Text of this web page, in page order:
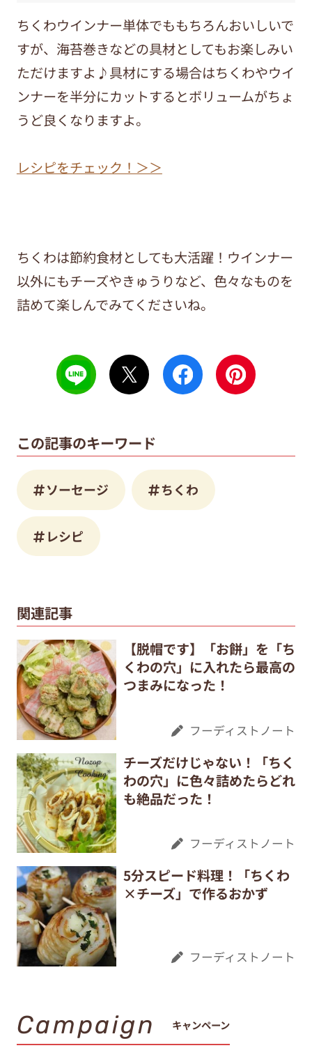
ちくわウインナー単体でももちろんおいしいで
すが、海苔巻きなどの具材としてもお楽しみい
ただけますよ♪具材にする場合はちくわやウイ
ンナーを半分にカットするとボリュームがちょ
うど良くなりますよ。
レシピをチェック！＞＞
ちくわは節約食材としても大活躍！ウインナー
以外にもチーズやきゅうりなど、色々なものを
詰めて楽しんでみてくださいね。
この記事のキーワード
ソーセージ ちくわ
レシピ
関連記事
【脱帽です】「お餅」を「ち
くわの穴」に入れたら最高の
つまみになった！
フーディストノート
チーズだけじゃない！「ちく
わの穴」に色々詰めたらどれ
も絶品だった！
フーディストノート
5分スピード料理！「ちくわ
×チーズ」で作るおかず
フーディストノート
Campaign キャンペーン